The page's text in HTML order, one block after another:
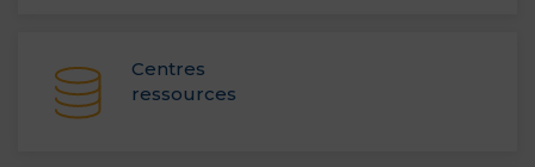
Centres
ressources